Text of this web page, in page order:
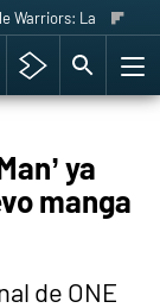
Warriors: La Era del
ya
manga
de ONE